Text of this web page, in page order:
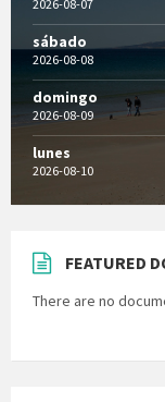
2026-08-07
sábado
2026-08-08
domingo
2026-08-09
lunes
2026-08-10
FEATURED
There are no